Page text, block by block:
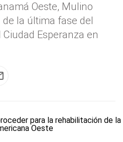
Oeste, Mulino
la última fase del
Esperanza en